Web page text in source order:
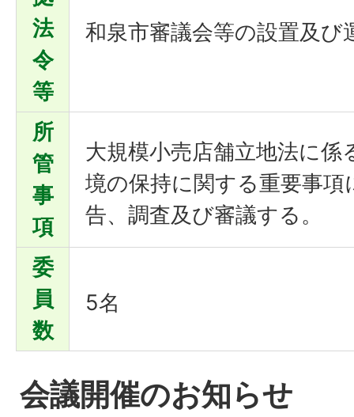
法
令
等
和泉市審議会等の設置及び
所
管
事
項
大規模小売店舗立地法に係
境の保持に関する重要事項
告、調査及び審議する。
委
員
数
5名
会議開催のお知らせ